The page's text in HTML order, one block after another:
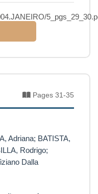
Pages 31-35
Adriana; BATISTA,
Rodrigo;
Dalla